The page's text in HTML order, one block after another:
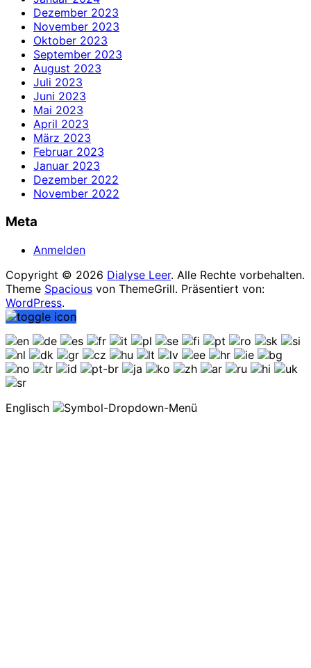
Dezember 2023
November 2023
Oktober 2023
September 2023
August 2023
Juli 2023
Juni 2023
Mai 2023
April 2023
März 2023
Februar 2023
Januar 2023
Dezember 2022
November 2022
Meta
Anmelden
Copyright © 2026 Dialyse Leer. Alle Rechte vorbehalten.
Theme Spacious von ThemeGrill. Präsentiert von:
WordPress.
Englisch